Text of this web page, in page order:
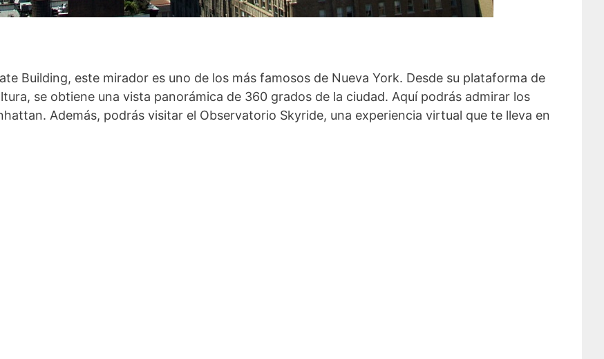
Building, este mirador es uno de los más famosos de Nueva York. Desde su plataforma de
se obtiene una vista panorámica de 360 grados de la ciudad. Aquí podrás admirar los
Además, podrás visitar el Observatorio Skyride, una experiencia virtual que te lleva en